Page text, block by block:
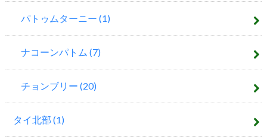
パトゥムターニー (1)
ナコーンパトム (7)
チョンブリー (20)
タイ北部 (1)